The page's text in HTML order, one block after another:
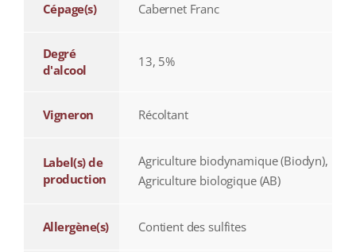
Cépage(s) Cabernet Franc
Degré
d'alcool
13, 5%
Vigneron Récoltant
Label(s) de
production
Agriculture biodynamique (Biodyn),
Agriculture biologique (AB)
Allergène(s) Contient des sulfites